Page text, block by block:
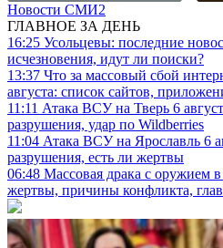
Новости СМИ2
ГЛАВНОЕ ЗА ДЕНЬ
16:25 Усольцевы: последние
исчезновения, идут ли поиски?
13:37 Что за массовый сбой
августа: список сайтов,
11:11 Атака ВСУ на Тверь 6
разрушения, удар по Wildberries
11:04 Атака ВСУ на Ярославль 6
разрушения, есть ли жертвы
06:48 Массовая драка с оружием
жертвы, причины конфликта,